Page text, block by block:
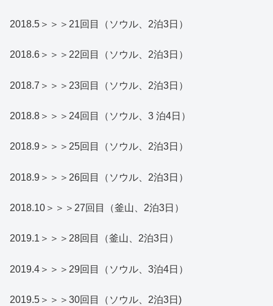
2018.5＞＞＞21回目（ソウル、2泊3日）
2018.6＞＞＞22回目（ソウル、2泊3日）
2018.7＞＞＞23回目（ソウル、2泊3日）
2018.8＞＞＞24回目（ソウル、3 泊4日）
2018.9＞＞＞25回目（ソウル、2泊3日）
2018.9＞＞＞26回目（ソウル、2泊3日）
2018.10＞＞＞27回目（釜山、2泊3日）
2019.1＞＞＞28回目（釜山、2泊3日）
2019.4＞＞＞29回目（ソウル、3泊4日）
2019.5＞＞＞30回目（ソウル、2泊3日)